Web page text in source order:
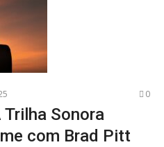
0
Trilha Sonora
com Brad Pitt